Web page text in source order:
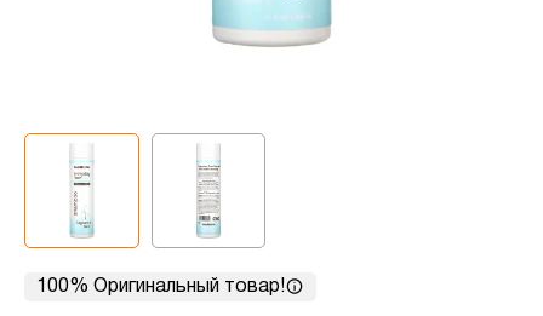
100% Оригинальный товар!